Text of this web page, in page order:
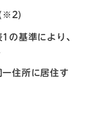
(※2)
基準により、
住所に居住す